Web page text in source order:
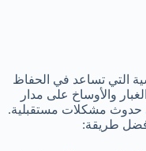
التي تساعد في الحفاظ
والأوساخ على مدار
حدوث مشكلات مستقبلية.
طريقة: